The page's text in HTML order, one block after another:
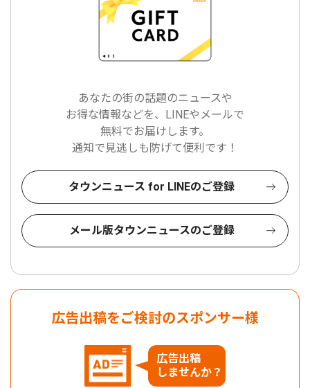
あなたの街の話題のニュースや
お得な情報などを、LINEやメールで
無料でお届けします。
通知で見逃しも防げて便利です！
タウンニュース for LINEのご登録
メール版タウンニュースのご登録
広告出稿をご検討のスポンサー様
広告出稿
しませんか？